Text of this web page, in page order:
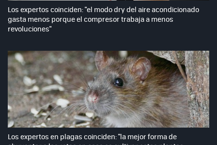
Los expertos coinciden: "el modo dry del aire acondicionado
gasta menos porque el compresor trabaja a menos
revoluciones"
Los expertos en plagas coinciden: "la mejor forma de